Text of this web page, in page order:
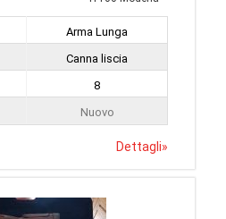
Arma Lunga
Canna liscia
8
Nuovo
Dettagli»